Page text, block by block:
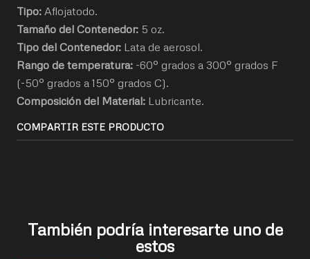
Tipo: Aflojatodo.
Tamaño del Contenedor: 5 oz.
Tipo del Contenedor: Lata de aerosol.
Rango de temperatura: -60° grados a 300° grados F
(-50° grados a 150° grados C).
Composición del Material: Lubricante.
COMPARTIR ESTE PRODUCTO
También podría interesarte uno de
estos